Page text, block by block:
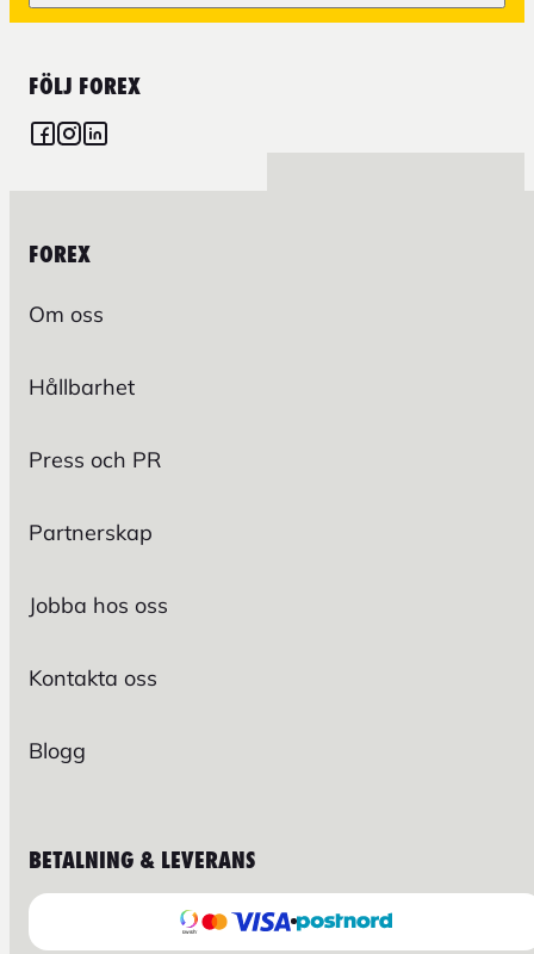
FÖLJ FOREX
FOREX
Om oss
Hållbarhet
Press och PR
Partnerskap
Jobba hos oss
Kontakta oss
Blogg
BETALNING & LEVERANS